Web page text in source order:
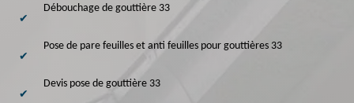
Débouchage de gouttière 33
Pose de pare feuilles et anti feuilles pour gouttières 33
Devis pose de gouttière 33